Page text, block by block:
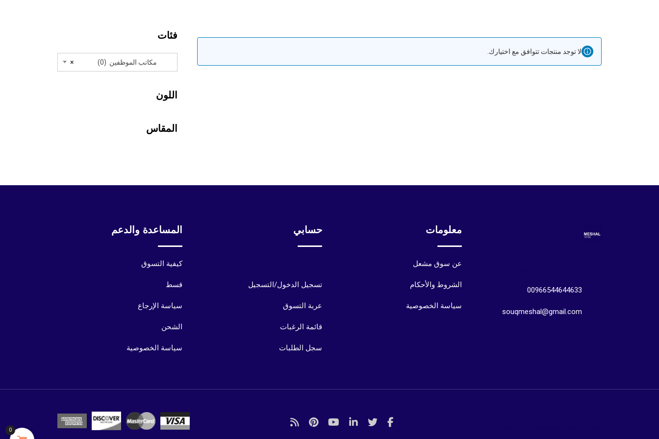
لا توجد منتجات تتوافق مع اختيارك.
فئات
× مكاتب الموظفين (0)
اللون
المقاس
00966544644633
souqmeshal@gmail.com
معلومات
عن سوق مشعل
الشروط والأحكام
سياسة الخصوصية
حسابي
تسجيل الدخول/التسجيل
عربة التسوق
قائمة الرغبات
سجل الطلبات
المساعدة والدعم
كيفية التسوق
قسط
سياسة الإرجاع
الشحن
سياسة الخصوصية
0